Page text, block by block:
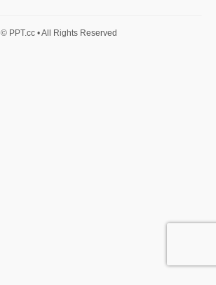
© PPT.cc • All Rights Reserved